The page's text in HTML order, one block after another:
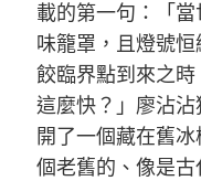
載的第一句：「
味籠罩，且燈號
餃臨界點到來之
這麼快？」廖沾
開了一個藏在舊
個老舊的、像是